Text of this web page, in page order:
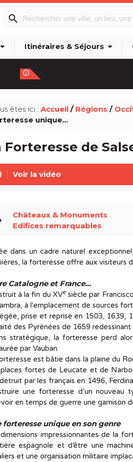
search
arrow_drop_down Itinéraires & Séjours arrow_drop_down
info_outline
êtes ici : Accueil/ Régions /
unique…
Forteresse de
Voir la vidéo
Châteaux & Monuments
Edifices remarquables
dans un cadre naturel
la forteresse offre aux visiteurs
Catalogne et France…
à la fin du XVesiècle par
à l'emplacement de sources
prise et reprise en 1503, 1639,
des Pyrénées de 1659 redessinant
stratégique, la forteresse perd
par Vauban.
est bâtie dans la plaine du
fortes de Leucate et de
par les français en 1496,
une forteresse d’un
en temps de guerre une garnison
forteresse unique en son genre
impressionnantes de la
espagnole et d’être une
et une organisation militaire